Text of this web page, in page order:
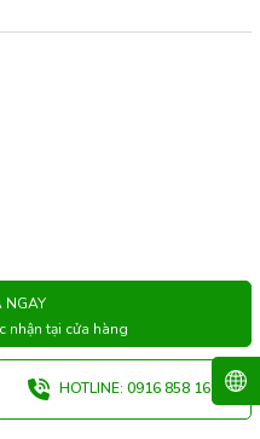
NGAY
nhận tại cửa hàng
HOTLINE: 0916 858 169